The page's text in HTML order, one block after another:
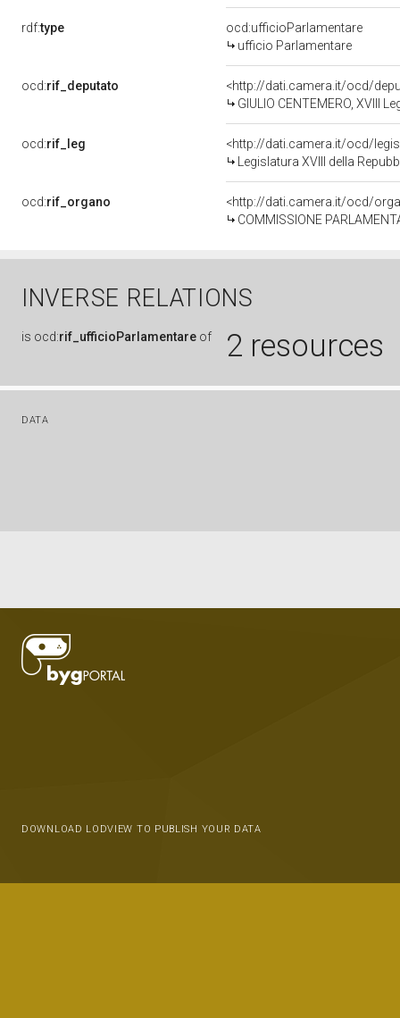
rdf:type
ocd:ufficioParlamentare
ufficio Parlamentare
ocd:rif_deputato
<http://dati.camera.it/ocd/
GIULIO CENTEMERO, XVIII
ocd:rif_leg
<http://dati.camera.it/ocd/
Legislatura XVIII della
ocd:rif_organo
<http://dati.camera.it/ocd/
COMMISSIONE
INVERSE RELATIONS
is ocd:rif_ufficioParlamentare of 2 resources
DATA
DOWNLOAD LODVIEW TO PUBLISH YOUR DATA